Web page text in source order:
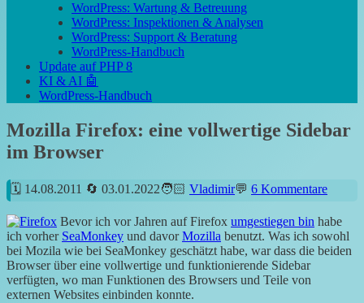
WordPress: Wartung & Betreuung
WordPress: Inspektionen & Analysen
WordPress: Support & Beratung
WordPress-Handbuch
Update auf PHP 8
KI & AI 🤖
WordPress-Handbuch
Mozilla Firefox: eine vollwertige Sidebar
im Browser
14.08.2011 03.01.2022 Vladimir 6 Kommentare
Bevor ich vor Jahren auf Firefox umgestiegen bin habe
ich vorher SeaMonkey und davorMozilla benutzt. Was ich sowohl
bei Mozila wie bei SeaMonkey geschätzt habe, war dass die beiden
Browser über eine vollwertige und funktionierende Sidebar
verfügten, wo man Funktionen des Browsers und Teile von
externen Websites einbinden konnte.